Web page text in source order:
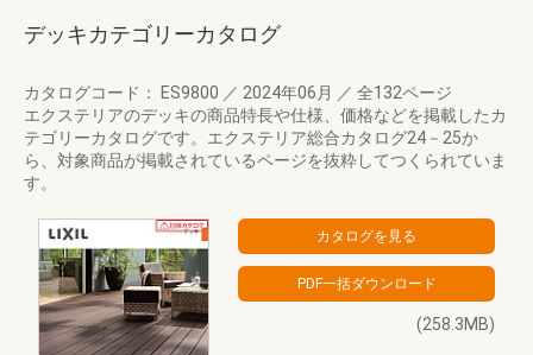
デッキカテゴリーカタログ
カタログコード： ES9800 ／ 2024年06月 ／ 全132ページ
エクステリアのデッキの商品特長や仕様、価格などを掲載したカ
テゴリーカタログです。エクステリア総合カタログ24－25か
ら、対象商品が掲載されているページを抜粋してつくられていま
す。
(258.3MB)